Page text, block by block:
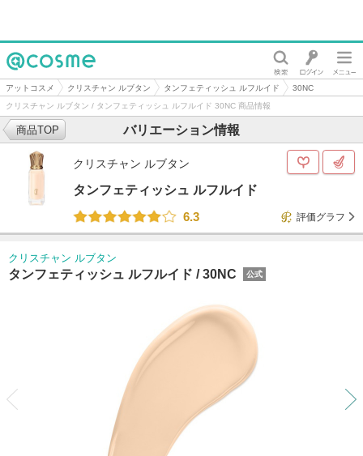
@cosme
アットコスメ クリスチャン ルブタン タンフェティッシュ ルフルイド
30NC
クリスチャン ルブタン / タンフェティッシュ ルフルイド 30NC 商品情報
バリエーション情報
商品TOP
クリスチャン ルブタン
タンフェティッシュ ルフルイド
6.3
評価グラフ
クリスチャン ルブタン
タンフェティッシュ ルフルイド /30NC 公式